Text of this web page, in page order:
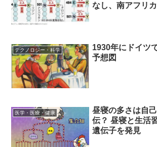
なし、南アフリ
テクノロジー・科学
1930年にドイツ
予想図
医学・医療・健康
昼寝の多さは自
伝？ 昼寝と生活
遺伝子を発見